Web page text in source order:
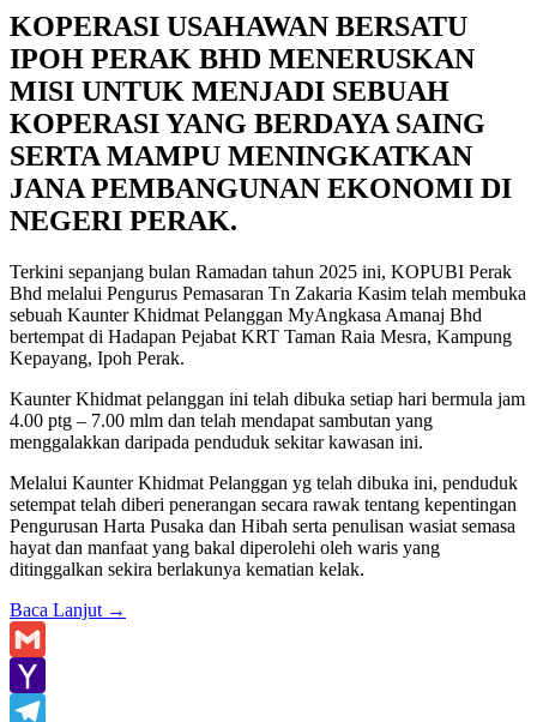
KOPERASI USAHAWAN BERSATU
IPOH PERAK BHD MENERUSKAN
MISI UNTUK MENJADI SEBUAH
KOPERASI YANG BERDAYA SAING
SERTA MAMPU MENINGKATKAN
JANA PEMBANGUNAN EKONOMI DI
NEGERI PERAK.
Terkini sepanjang bulan Ramadan tahun 2025 ini, KOPUBI Perak
Bhd melalui Pengurus Pemasaran Tn Zakaria Kasim telah membuka
sebuah Kaunter Khidmat Pelanggan MyAngkasa Amanaj Bhd
bertempat di Hadapan Pejabat KRT Taman Raia Mesra, Kampung
Kepayang, Ipoh Perak.
Kaunter Khidmat pelanggan ini telah dibuka setiap hari bermula jam
4.00 ptg – 7.00 mlm dan telah mendapat sambutan yang
menggalakkan daripada penduduk sekitar kawasan ini.
Melalui Kaunter Khidmat Pelanggan yg telah dibuka ini, penduduk
setempat telah diberi penerangan secara rawak tentang kepentingan
Pengurusan Harta Pusaka dan Hibah serta penulisan wasiat semasa
hayat dan manfaat yang bakal diperolehi oleh waris yang
ditinggalkan sekira berlakunya kematian kelak.
Baca Lanjut →
Gmail
Yahoo